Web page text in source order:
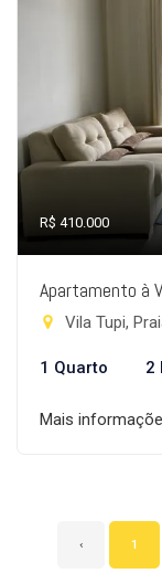
R$ 410.000
Apartamento à
Vila Tupi,
1 Quarto 2
Mais
‹ 1